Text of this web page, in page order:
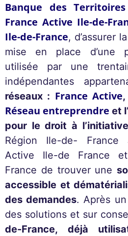
Banque des Territoires
France Active Ile-de-
Ile-de-France, d’assurer
mise en place d’une
utilisée par une
indépendantes
réseaux : France Active,
Réseau entreprendre et l’
pour le droit à
Région Ile-de- France
Active Ile-de France
France de trouver une
accessible et
des demandes. Après
des solutions et sur
de-France, déjà